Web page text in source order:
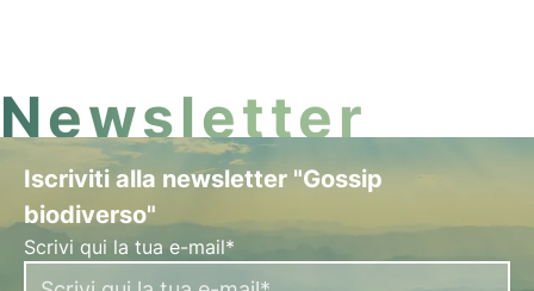
Newsletter
Iscriviti alla newsletter "Gossip
biodiverso"
Scrivi qui la tua e-mail*